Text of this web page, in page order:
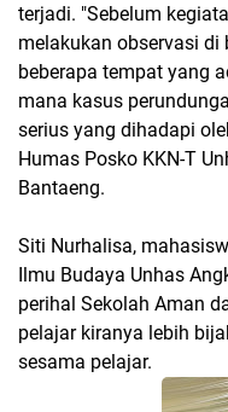
terjadi. "Sebelum
melakukan observasi di
beberapa tempat yang
mana kasus
serius yang dihadapi
Humas Posko KKN-T
Bantaeng.
Siti Nurhalisa,
Ilmu Budaya Unhas
perihal Sekolah Aman
pelajar kiranya lebih
sesama pelajar.